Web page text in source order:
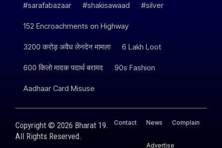
#sarafabazaar #shakisawaad #silver
152 Encroachments on Highway
3200 करोड़ अवैध लेनदेन मामला 6 Lakh Loot
600 किलो मादक पदार्थ बरामद 90s Fashion
Aadhaar Card Misuse
Copyright © 2026 Bharat 19.
All Rights Reserved.
Contact News Complain
Advertise